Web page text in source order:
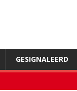
GESIGNALEERD